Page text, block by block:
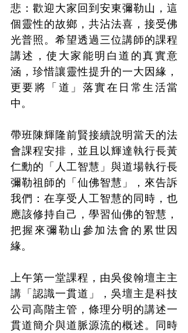
悲：歡迎大家回到安東彌勒山，這
個靈性的故鄉，共沾法喜，接受佛
光普照。希望透過三位講師的課程
講述，使大家能明白道的真實意
涵，珍惜讓靈性提升的一大因緣，
更要將「道」落實在日常生活當
中。
帶班陳輝隆前賢接續說明當天的法
會課程安排，並且以輝達執行長黃
仁勳的「人工智慧」與道場執行長
彌勒祖師的「仙佛智慧」，來告訴
我們：在享受人工智慧的同時，也
應該修持自己，學習仙佛的智慧，
把握來彌勒山參加法會的累世因
緣。
上午第一堂課程，由吳俊翰壇主主
講「認識一貫道」，吳壇主是科技
公司高階主管，條理分明的講述一
貫道簡介與道脈源流的概述。同時